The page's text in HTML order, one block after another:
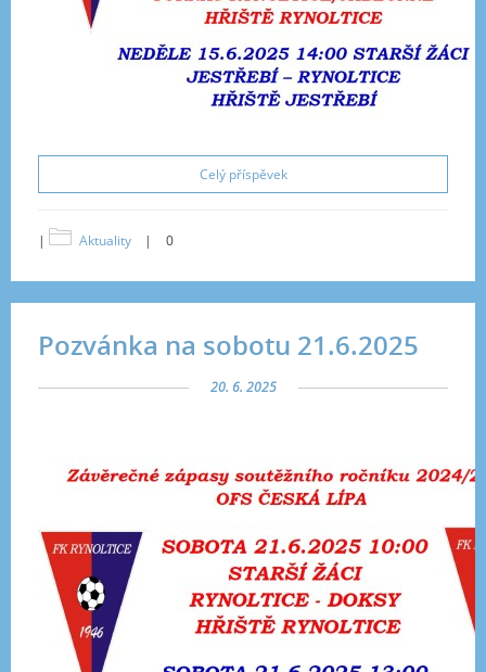
Celý příspěvek
| Aktuality | 0
Pozvánka na sobotu 21.6.2025
20. 6. 2025